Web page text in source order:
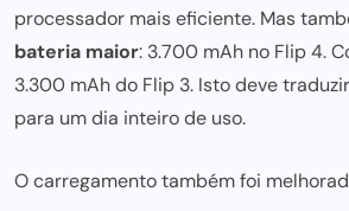
processador mais eficiente. Mas
bateria maior: 3.700 mAh no Flip 4.
3.300 mAh do Flip 3. Isto deve
para um dia inteiro de uso.
O carregamento também foi